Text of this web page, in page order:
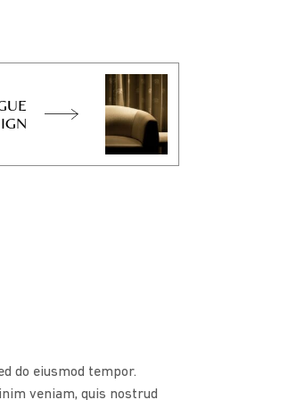
do eiusmod tempor.
veniam, quis nostrud